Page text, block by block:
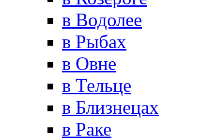
в Водолее
в Рыбах
в Овне
в Тельце
в Близнецах
в Раке